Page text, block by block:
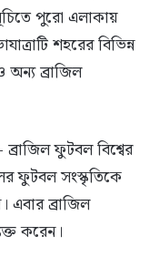
পুরো এলাকায়
শহরের বিভিন্ন
অন্য ব্রাজিল
ফুটবল বিশ্বের
ফুটবল সংস্কৃতিকে
ব্রাজিল
করেন।